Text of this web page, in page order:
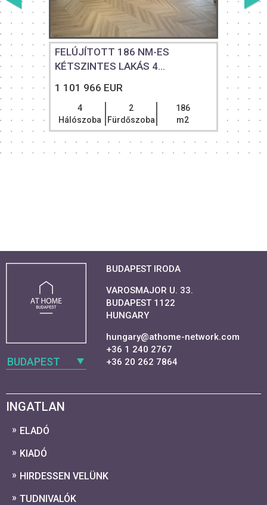
FELÚJÍTOTT 186 NM-ES
KÉTSZINTES LAKÁS 4...
1 101 966 EUR
4
Hálószoba
2
Fürdőszoba
186
m2
BUDAPEST
BUDAPEST IRODA
VAROSMAJOR U. 33.
BUDAPEST 1122
HUNGARY
hungary@athome-network.com
+36 1 240 2767
+36 20 262 7864
INGATLAN
ELADÓ
KIADÓ
HIRDESSEN VELÜNK
TUDNIVALÓK